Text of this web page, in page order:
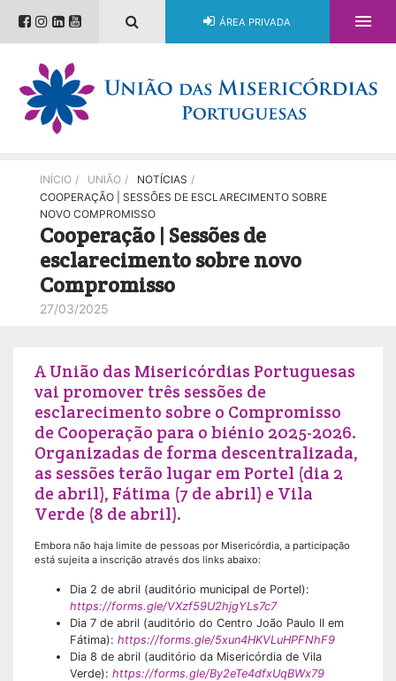
ÁREA PRIVADA 
INÍCIO / UNIÃO / NOTÍCIAS /
COOPERAÇÃO | SESSÕES DE ESCLARECIMENTO SOBRE
NOVO COMPROMISSO
Cooperação | Sessões de
esclarecimento sobre novo
Compromisso
27/03/2025
A União das Misericórdias Portuguesas
vai promover três sessões de
esclarecimento sobre o Compromisso
de Cooperação para o biénio 2025-2026.
Organizadas de forma descentralizada,
as sessões terão lugar em Portel (dia 2
de abril), Fátima (7 de abril) e Vila
Verde (8 de abril).
Embora não haja limite de pessoas por Misericórdia, a participação
está sujeita a inscrição através dos links abaixo:
Dia 2 de abril (auditório municipal de Portel):
https://forms.gle/VXzf59U2hjgYLs7c7
Dia 7 de abril (auditório do Centro João Paulo II em
Fátima): https://forms.gle/5xun4HKVLuHPFNhF9
Dia 8 de abril (auditório da Misericórdia de Vila
Verde): https://forms.gle/By2eTe4dfxUqBWx79